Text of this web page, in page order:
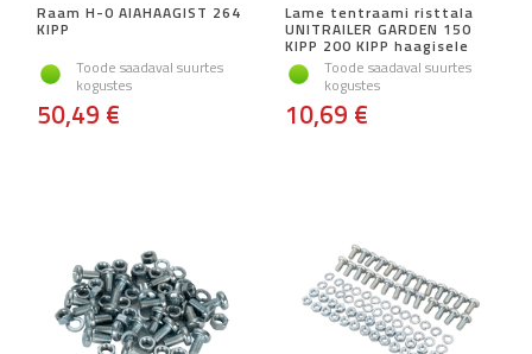
Raam H-0 AIAHAAGIST 264
KIPP
Toode saadaval suurtes
kogustes
50,49 €
Lame tentraami risttala
UNITRAILER GARDEN 150
KIPP 200 KIPP haagisele
Toode saadaval suurtes
kogustes
10,69 €